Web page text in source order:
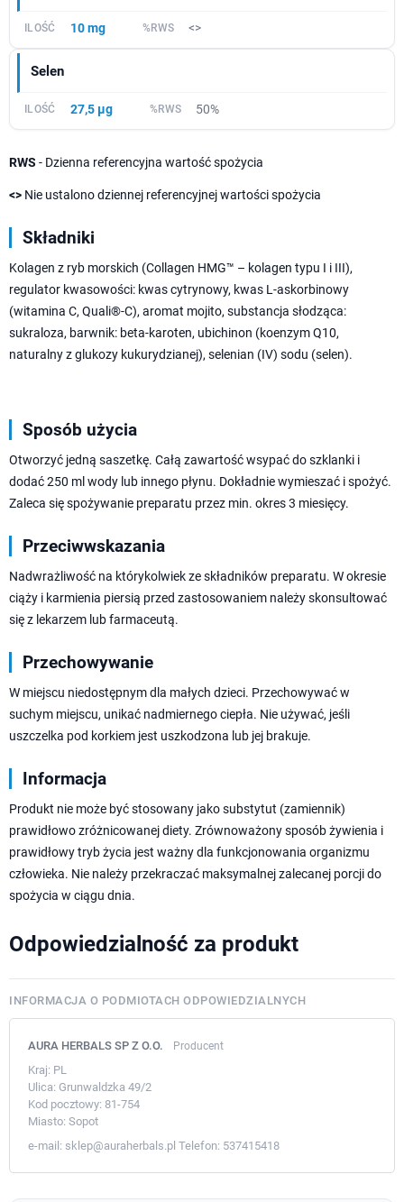
10 mg <>
Selen
27,5 µg 50%
RWS - Dzienna referencyjna wartość spożycia
<> Nie ustalono dziennej referencyjnej wartości spożycia
Składniki
Kolagen z ryb morskich (Collagen HMG™ – kolagen typu I i III),
regulator kwasowości: kwas cytrynowy, kwas L-askorbinowy
(witamina C, Quali®-C), aromat mojito, substancja słodząca:
sukraloza, barwnik: beta-karoten, ubichinon (koenzym Q10,
naturalny z glukozy kukurydzianej), selenian (IV) sodu (selen).
Sposób użycia
Otworzyć jedną saszetkę. Całą zawartość wsypać do szklanki i
dodać 250 ml wody lub innego płynu. Dokładnie wymieszać i spożyć.
Zaleca się spożywanie preparatu przez min. okres 3 miesięcy.
Przeciwwskazania
Nadwrażliwość na którykolwiek ze składników preparatu. W okresie
ciąży i karmienia piersią przed zastosowaniem należy skonsultować
się z lekarzem lub farmaceutą.
Przechowywanie
W miejscu niedostępnym dla małych dzieci. Przechowywać w
suchym miejscu, unikać nadmiernego ciepła. Nie używać, jeśli
uszczelka pod korkiem jest uszkodzona lub jej brakuje.
Informacja
Produkt nie może być stosowany jako substytut (zamiennik)
prawidłowo zróżnicowanej diety. Zrównoważony sposób żywienia i
prawidłowy tryb życia jest ważny dla funkcjonowania organizmu
człowieka. Nie należy przekraczać maksymalnej zalecanej porcji do
spożycia w ciągu dnia.
Odpowiedzialność za produkt
INFORMACJA O PODMIOTACH ODPOWIEDZIALNYCH
AURA HERBALS SP Z O.O. Producent
Kraj: PL
Ulica: Grunwaldzka 49/2
Kod pocztowy: 81-754
Miasto: Sopot
e-mail: sklep@auraherbals.pl Telefon: 537415418